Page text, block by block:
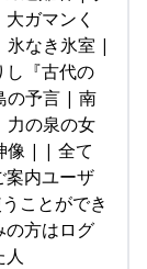
ガマンく
なき氷室 |
『古代の
の予言 | 南
の泉の女
像 | | 全て
内ユーザ
ことができ
の方はログ
人